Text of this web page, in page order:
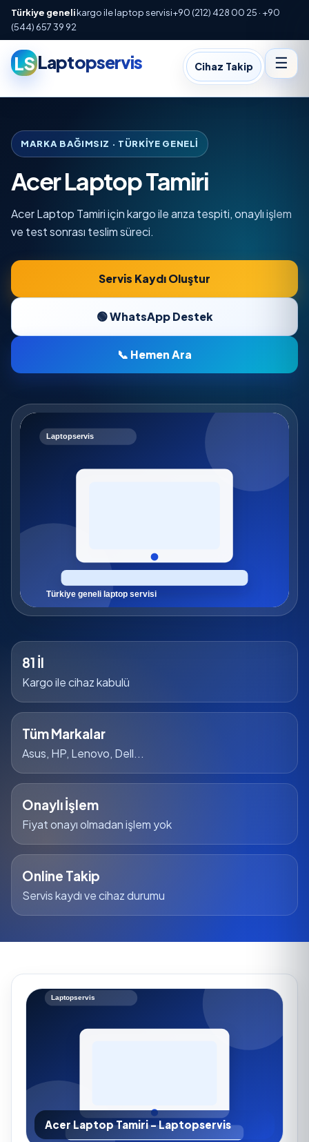
Türkiye genelikargo ile laptop servisi+90 (212) 428 00 25 · +90
(544) 657 39 92
LSLaptopservis Cihaz Takip ☰
MARKA BAĞIMSIZ · TÜRKIYE GENELI
Acer Laptop Tamiri
Acer Laptop Tamiri için kargo ile arıza tespiti, onaylı işlem
ve test sonrası teslim süreci.
Servis Kaydı Oluştur
🟢 WhatsApp Destek
📞 Hemen Ara
81 İl
Kargo ile cihaz kabulü
Tüm Markalar
Asus, HP, Lenovo, Dell...
Onaylı İşlem
Fiyat onayı olmadan işlem yok
Online Takip
Servis kaydı ve cihaz durumu
Acer Laptop Tamiri - Laptopservis